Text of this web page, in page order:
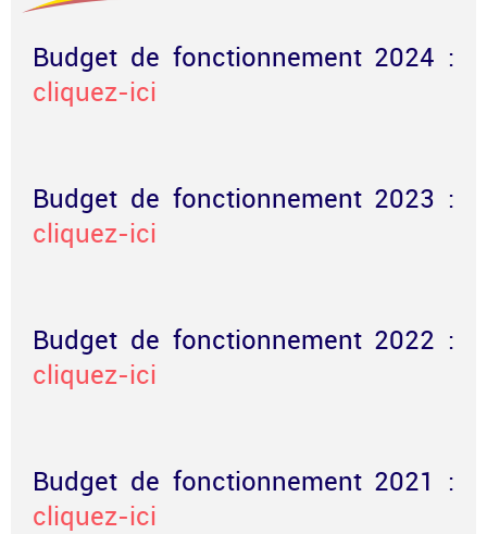
Budget de fonctionnement 2024 :
cliquez-ici
Budget de fonctionnement 2023 :
cliquez-ici
Budget de fonctionnement 2022 :
cliquez-ici
Budget de fonctionnement 2021 :
cliquez-ici